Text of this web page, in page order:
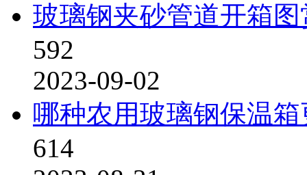
玻璃钢夹砂管道开箱图
592
2023-09-02
哪种农用玻璃钢保温箱
614